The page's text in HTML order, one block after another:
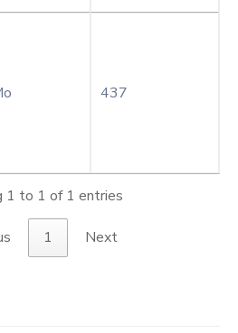
437
1 to 1 of 1 entries
1 Next